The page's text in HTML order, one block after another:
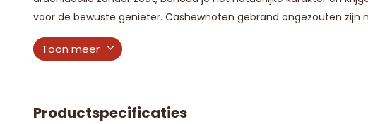
voor de bewuste genieter. Cashewnoten gebrand ongezouten zijn
Toon meer
Productspecificaties